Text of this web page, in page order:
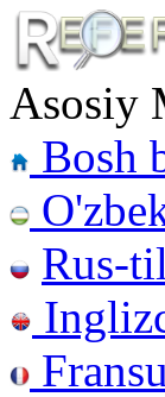
Asosiy
Bosh
Rus-